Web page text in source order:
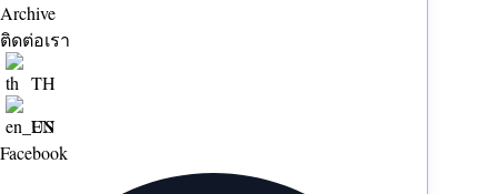
Archive
ติดต่อเรา
TH
EN
Facebook